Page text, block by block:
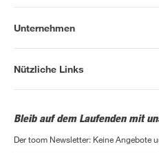
Unternehmen
Nützliche Links
Bleib auf dem Laufenden mit
Der toom Newsletter: Keine Angebote